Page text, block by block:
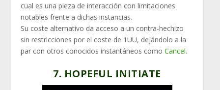
cual es una pieza de interacción con limitaciones
notables frente a dichas instancias.
Su coste alternativo da acceso a un contra-hechizo
sin restricciones por el coste de 1UU, dejándolo a la
par con otros conocidos instantáneos comoCancel.
7. HOPEFUL INITIATE